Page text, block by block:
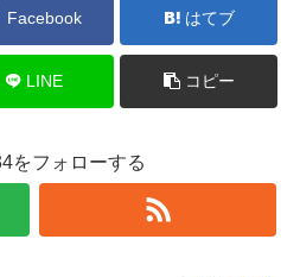
Facebook はてブ
LINE コピー
をフォローする